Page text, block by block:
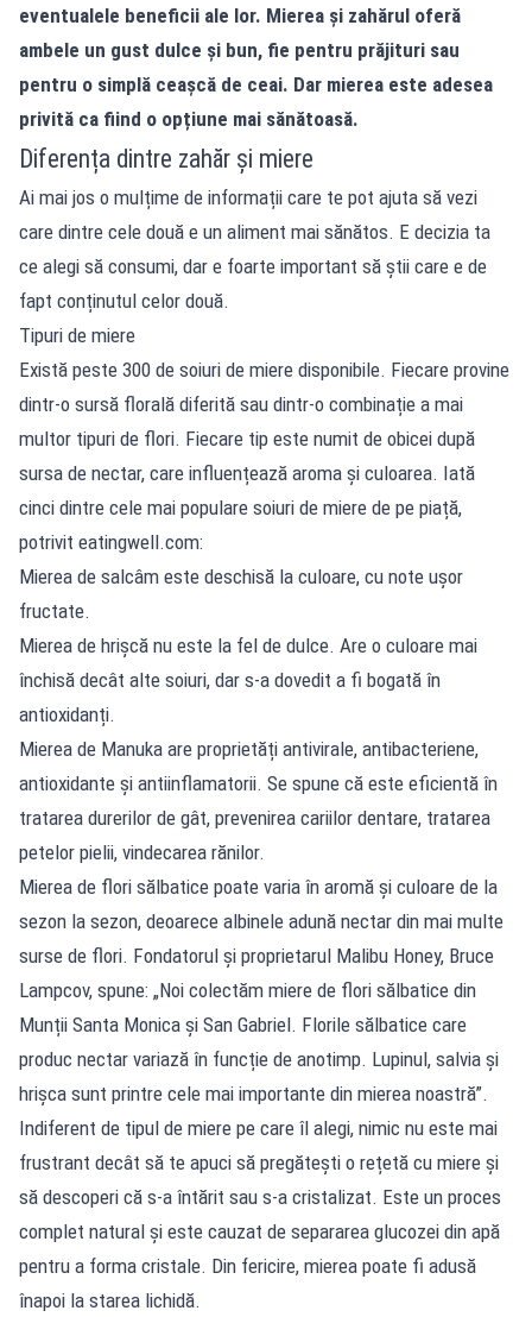
eventualele beneficii ale lor. Mierea și zahărul oferă
ambele un gust dulce și bun, fie pentru prăjituri sau
pentru o simplă ceașcă de ceai. Dar mierea este adesea
privită ca fiind o opțiune mai sănătoasă.
Diferența dintre zahăr și miere
Ai mai jos o mulțime de informații care te pot ajuta să vezi
care dintre cele două e un aliment mai sănătos. E decizia ta
ce alegi să consumi, dar e foarte important să știi care e de
fapt conținutul celor două.
Tipuri de miere
Există peste 300 de soiuri de miere disponibile. Fiecare provine
dintr-o sursă florală diferită sau dintr-o combinație a mai
multor tipuri de flori. Fiecare tip este numit de obicei după
sursa de nectar, care influențează aroma și culoarea. Iată
cinci dintre cele mai populare soiuri de miere de pe piață,
potrivit eatingwell.com:
Mierea de salcâm este deschisă la culoare, cu note ușor
fructate.
Mierea de hrișcă nu este la fel de dulce. Are o culoare mai
închisă decât alte soiuri, dar s-a dovedit a fi bogată în
antioxidanți.
Mierea de Manuka are proprietăți antivirale, antibacteriene,
antioxidante și antiinflamatorii. Se spune că este eficientă în
tratarea durerilor de gât, prevenirea cariilor dentare, tratarea
petelor pielii, vindecarea rănilor.
Mierea de flori sălbatice poate varia în aromă și culoare de la
sezon la sezon, deoarece albinele adună nectar din mai multe
surse de flori. Fondatorul și proprietarul Malibu Honey, Bruce
Lampcov, spune: „Noi colectăm miere de flori sălbatice din
Munții Santa Monica și San Gabriel. Florile sălbatice care
produc nectar variază în funcție de anotimp. Lupinul, salvia și
hrișca sunt printre cele mai importante din mierea noastră”.
Indiferent de tipul de miere pe care îl alegi, nimic nu este mai
frustrant decât să te apuci să pregătești o rețetă cu miere și
să descoperi că s-a întărit sau s-a cristalizat. Este un proces
complet natural și este cauzat de separarea glucozei din apă
pentru a forma cristale. Din fericire, mierea poate fi adusă
înapoi la starea lichidă.